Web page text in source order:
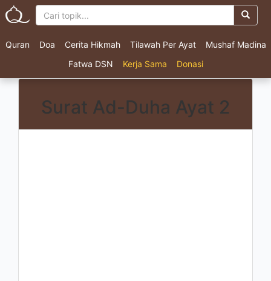
Quran Doa Cerita Hikmah Tilawah Per Ayat
Mushaf Madina
Fatwa DSN
Kerja Sama Donasi
Surat Ad-Duha Ayat 2